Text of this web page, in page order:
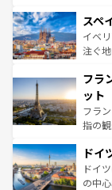
ろん
景な
ピザ
ませ
なお
しい。
スペ
イベ
注ぐ
文化
れる
る。
アー
せる
ンテ
フラ
ット
フラ
指の
で、
聖堂
から
ドイ
ドイ
の中